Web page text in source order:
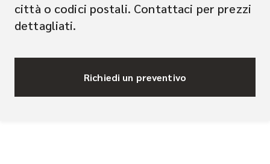
città o codici postali. Contattaci per prezzi
dettagliati.
Richiedi un preventivo